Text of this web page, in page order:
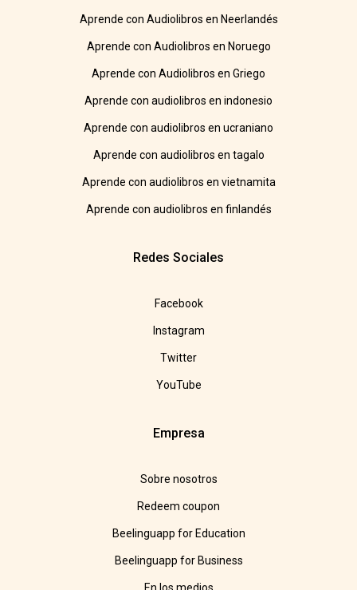
Aprende con Audiolibros en Neerlandés
Aprende con Audiolibros en Noruego
Aprende con Audiolibros en Griego
Aprende con audiolibros en indonesio
Aprende con audiolibros en ucraniano
Aprende con audiolibros en tagalo
Aprende con audiolibros en vietnamita
Aprende con audiolibros en finlandés
Redes Sociales
Facebook
Instagram
Twitter
YouTube
Empresa
Sobre nosotros
Redeem coupon
Beelinguapp for Education
Beelinguapp for Business